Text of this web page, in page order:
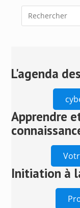
close
L'agenda
Apprendre
Initiation à